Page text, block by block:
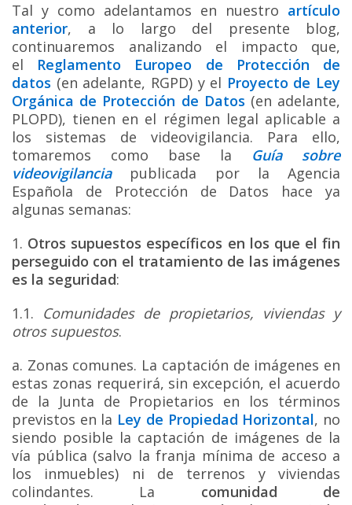
Tal y como adelantamos en nuestro artículo
anterior, a lo largo del presente blog,
continuaremos analizando el impacto que,
el Reglamento Europeo de Protección de
datos (en adelante, RGPD) y el Proyecto de Ley
Orgánica de Protección de Datos (en adelante,
PLOPD), tienen en el régimen legal aplicable a
los sistemas de videovigilancia. Para ello,
tomaremos como base la Guía sobre
videovigilanciapublicada por la Agencia
Española de Protección de Datos hace ya
algunas semanas:
1. Otros supuestos específicos en los que el fin
perseguido con el tratamiento de las imágenes
es la seguridad:
1.1. Comunidades de propietarios, viviendas y
otros supuestos.
a. Zonas comunes. La captación de imágenes en
estas zonas requerirá, sin excepción, el acuerdo
de la Junta de Propietarios en los términos
previstos en la Ley de Propiedad Horizontal, no
siendo posible la captación de imágenes de la
vía pública (salvo la franja mínima de acceso a
los inmuebles) ni de terrenos y viviendas
colindantes. La comunidad de